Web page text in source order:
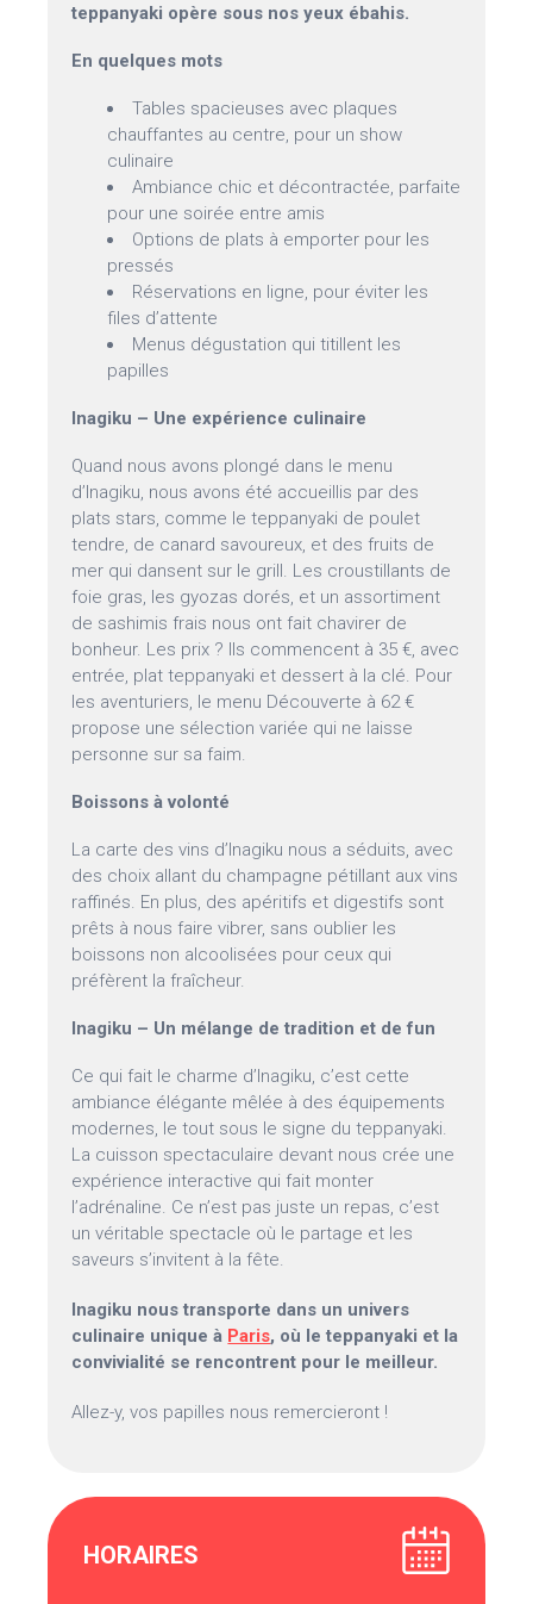
teppanyaki opère sous nos yeux ébahis.
En quelques mots
Tables spacieuses avec plaques
chauffantes au centre, pour un show
culinaire
Ambiance chic et décontractée, parfaite
pour une soirée entre amis
Options de plats à emporter pour les
pressés
Réservations en ligne, pour éviter les
files d’attente
Menus dégustation qui titillent les
papilles
Inagiku – Une expérience culinaire
Quand nous avons plongé dans le menu
d’Inagiku, nous avons été accueillis par des
plats stars, comme le teppanyaki de poulet
tendre, de canard savoureux, et des fruits de
mer qui dansent sur le grill. Les croustillants de
foie gras, les gyozas dorés, et un assortiment
de sashimis frais nous ont fait chavirer de
bonheur. Les prix ? Ils commencent à 35 €, avec
entrée, plat teppanyaki et dessert à la clé. Pour
les aventuriers, le menu Découverte à 62 €
propose une sélection variée qui ne laisse
personne sur sa faim.
Boissons à volonté
La carte des vins d’Inagiku nous a séduits, avec
des choix allant du champagne pétillant aux vins
raffinés. En plus, des apéritifs et digestifs sont
prêts à nous faire vibrer, sans oublier les
boissons non alcoolisées pour ceux qui
préfèrent la fraîcheur.
Inagiku – Un mélange de tradition et de fun
Ce qui fait le charme d’Inagiku, c’est cette
ambiance élégante mêlée à des équipements
modernes, le tout sous le signe du teppanyaki.
La cuisson spectaculaire devant nous crée une
expérience interactive qui fait monter
l’adrénaline. Ce n’est pas juste un repas, c’est
un véritable spectacle où le partage et les
saveurs s’invitent à la fête.
Inagiku nous transporte dans un univers
culinaire unique à Paris, où le teppanyaki et la
convivialité se rencontrent pour le meilleur.
Allez-y, vos papilles nous remercieront !
HORAIRES